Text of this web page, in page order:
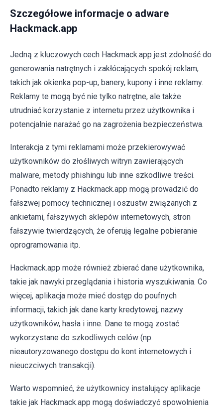
Szczegółowe informacje o adware
Hackmack.app
Jedną z kluczowych cech Hackmack.app jest zdolność do
generowania natrętnych i zakłócających spokój reklam,
takich jak okienka pop-up, banery, kupony i inne reklamy.
Reklamy te mogą być nie tylko natrętne, ale także
utrudniać korzystanie z internetu przez użytkownika i
potencjalnie narażać go na zagrożenia bezpieczeństwa.
Interakcja z tymi reklamami może przekierowywać
użytkowników do złośliwych witryn zawierających
malware, metody phishingu lub inne szkodliwe treści.
Ponadto reklamy z Hackmack.app mogą prowadzić do
fałszwej pomocy technicznej i oszustw związanych z
ankietami, fałszywych sklepów internetowych, stron
fałszywie twierdzących, że oferują legalne pobieranie
oprogramowania itp.
Hackmack.app może również zbierać dane użytkownika,
takie jak nawyki przeglądania i historia wyszukiwania. Co
więcej, aplikacja może mieć dostęp do poufnych
informacji, takich jak dane karty kredytowej, nazwy
użytkowników, hasła i inne. Dane te mogą zostać
wykorzystane do szkodliwych celów (np.
nieautoryzowanego dostępu do kont internetowych i
nieuczciwych transakcji).
Warto wspomnieć, że użytkownicy instalujący aplikacje
takie jak Hackmack.app mogą doświadczyć spowolnienia